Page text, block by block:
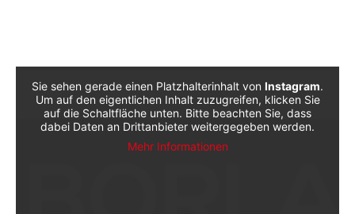
Sie sehen gerade einen Platzhalterinhalt von Instagram.
Um auf den eigentlichen Inhalt zuzugreifen, klicken Sie
auf die Schaltfläche unten. Bitte beachten Sie, dass
dabei Daten an Drittanbieter weitergegeben werden.
Mehr Informationen